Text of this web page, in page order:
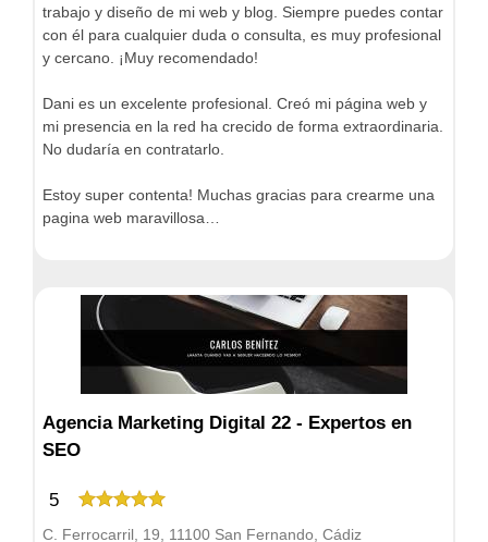
trabajo y diseño de mi web y blog. Siempre puedes contar
con él para cualquier duda o consulta, es muy profesional
y cercano. ¡Muy recomendado!
Dani es un excelente profesional. Creó mi página web y
mi presencia en la red ha crecido de forma extraordinaria.
No dudaría en contratarlo.
Estoy super contenta! Muchas gracias para crearme una
pagina web maravillosa…
Agencia Marketing Digital 22 - Expertos en
SEO
5
C. Ferrocarril, 19, 11100 San Fernando, Cádiz